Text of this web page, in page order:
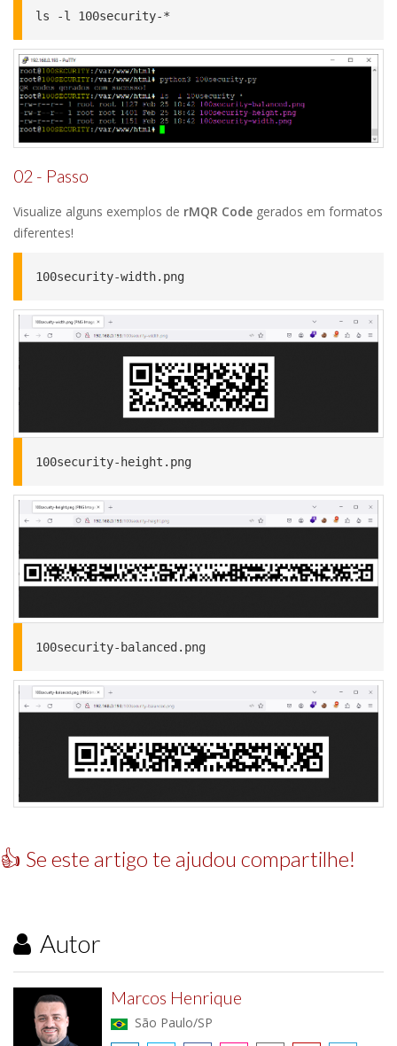
ls -l 100security-*
02 - Passo
Visualize alguns exemplos de rMQR Code gerados em formatos
diferentes!
100security-width.png
100security-height.png
100security-balanced.png
👍 Se este artigo te ajudou compartilhe!
Autor
Marcos Henrique
São Paulo/SP